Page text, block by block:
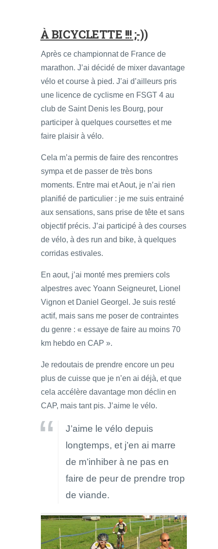
À BICYCLETTE !!! ;-))
Après ce championnat de France de
marathon. J’ai décidé de mixer davantage
vélo et course à pied. J’ai d’ailleurs pris
une licence de cyclisme en FSGT 4 au
club de Saint Denis les Bourg, pour
participer à quelques coursettes et me
faire plaisir à vélo.
Cela m’a permis de faire des rencontres
sympa et de passer de très bons
moments. Entre mai et Aout, je n’ai rien
planifié de particulier : je me suis entrainé
aux sensations, sans prise de tête et sans
objectif précis. J’ai participé à des courses
de vélo, à des run and bike, à quelques
corridas estivales.
En aout, j’ai monté mes premiers cols
alpestres avec Yoann Seigneuret, Lionel
Vignon et Daniel Georgel. Je suis resté
actif, mais sans me poser de contraintes
du genre : « essaye de faire au moins 70
km hebdo en CAP ».
Je redoutais de prendre encore un peu
plus de cuisse que je n’en ai déjà, et que
cela accélère davantage mon déclin en
CAP, mais tant pis. J’aime le vélo.
J’aime le vélo depuis
longtemps, et j’en ai marre
de m’inhiber à ne pas en
faire de peur de prendre trop
de viande.